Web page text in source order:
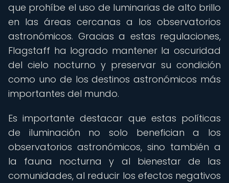
que prohíbe el uso de luminarias de alto brillo
en las áreas cercanas a los observatorios
astronómicos. Gracias a estas regulaciones,
Flagstaff ha logrado mantener la oscuridad
del cielo nocturno y preservar su condición
como uno de los destinos astronómicos más
importantes del mundo.
Es importante destacar que estas políticas
de iluminación no solo benefician a los
observatorios astronómicos, sino también a
la fauna nocturna y al bienestar de las
comunidades, al reducir los efectos negativos